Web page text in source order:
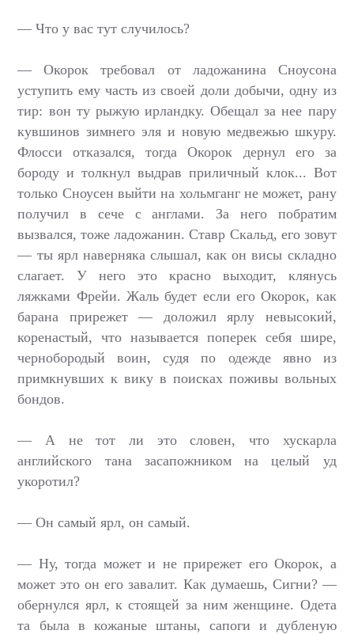
— Что у вас тут случилось?
— Окорок требовал от ладожанина Сноусона
уступить ему часть из своей доли добычи, одну из
тир: вон ту рыжую ирландку. Обещал за нее пару
кувшинов зимнего эля и новую медвежью шкуру.
Флосси отказался, тогда Окорок дернул его за
бороду и толкнул выдрав приличный клок... Вот
только Сноусен выйти на хольмганг не может, рану
получил в сече с англами. За него побратим
вызвался, тоже ладожанин. Ставр Скальд, его зовут
— ты ярл наверняка слышал, как он висы складно
слагает. У него это красно выходит, клянусь
ляжками Фрейи. Жаль будет если его Окорок, как
барана прирежет — доложил ярлу невысокий,
коренастый, что называется поперек себя шире,
чернобородый воин, судя по одежде явно из
примкнувших к вику в поисках поживы вольных
бондов.
— А не тот ли это словен, что хускарла
английского тана засапожником на целый уд
укоротил?
— Он самый ярл, он самый.
— Ну, тогда может и не прирежет его Окорок, а
может это он его завалит. Как думаешь, Сигни? —
обернулся ярл, к стоящей за ним женщине. Одета
та была в кожаные штаны, сапоги и дубленую